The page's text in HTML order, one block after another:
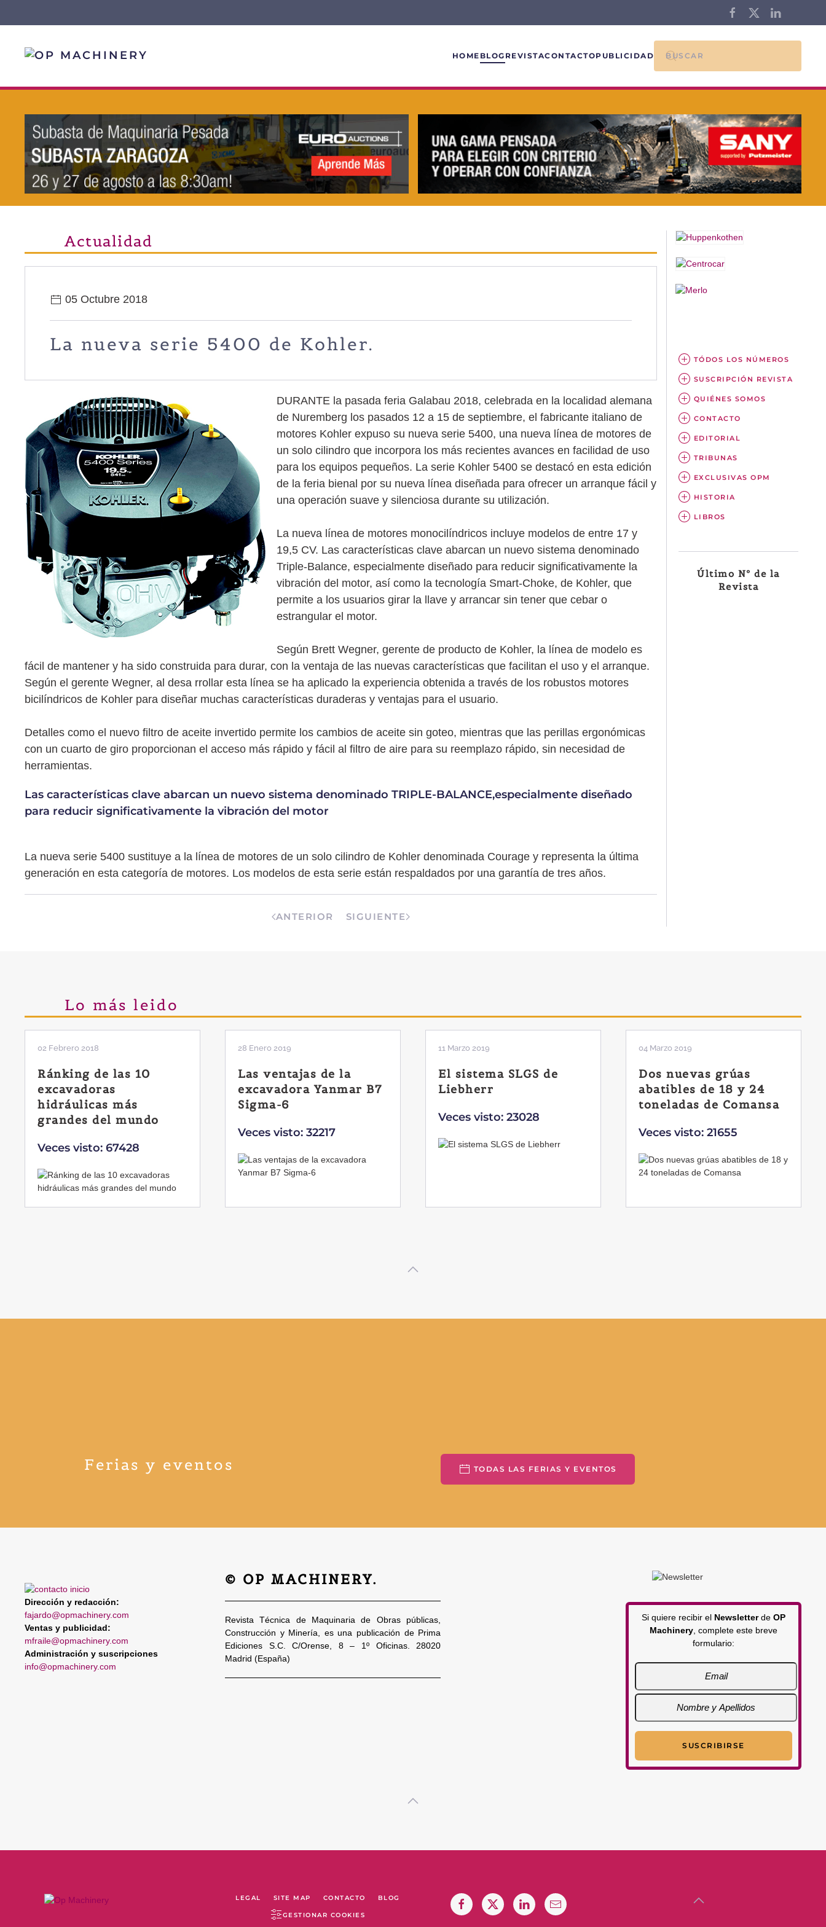
HOME BLOG REVISTACONTACTOPUBLICIDAD
Actualidad
05 Octubre 2018
La nueva serie 5400 de Kohler.
DURANTE la pasada feria Galabau 2018, celebrada en la localidad alemana
de Nuremberg los pasados 12 a 15 de septiembre, el fabricante italiano de
motores Kohler expuso su nueva serie 5400, una nueva línea de motores de
un solo cilindro que incorpora los más recientes avances en facilidad de uso
para los equipos pequeños. La serie Kohler 5400 se destacó en esta edición
de la feria bienal por su nueva línea diseñada para ofrecer un arranque fácil y
una operación suave y silenciosa durante su utilización.
La nueva línea de motores monocilíndricos incluye modelos de entre 17 y
19,5 CV. Las características clave abarcan un nuevo sistema denominado
Triple-Balance, especialmente diseñado para reducir significativamente la
vibración del motor, así como la tecnología Smart-Choke, de Kohler, que
permite a los usuarios girar la llave y arrancar sin tener que cebar o
estrangular el motor.
Según Brett Wegner, gerente de producto de Kohler, la línea de modelo es
fácil de mantener y ha sido construida para durar, con la ventaja de las nuevas características que facilitan el uso y el arranque.
Según el gerente Wegner, al desa rrollar esta línea se ha aplicado la experiencia obtenida a través de los robustos motores
bicilíndricos de Kohler para diseñar muchas características duraderas y ventajas para el usuario.
Detalles como el nuevo filtro de aceite invertido permite los cambios de aceite sin goteo, mientras que las perillas ergonómicas
con un cuarto de giro proporcionan el acceso más rápido y fácil al filtro de aire para su reemplazo rápido, sin necesidad de
herramientas.
Las características clave abarcan un nuevo sistema denominado TRIPLE-BALANCE,especialmente diseñado
para reducir significativamente la vibración del motor
La nueva serie 5400 sustituye a la línea de motores de un solo cilindro de Kohler denominada Courage y representa la última
generación en esta categoría de motores. Los modelos de esta serie están respaldados por una garantía de tres años.
ANTERIOR SIGUIENTE
TÓDOS LOS NÚMEROS
SUSCRIPCIÓN REVISTA
QUIÉNES SOMOS
CONTACTO
EDITORIAL
TRIBUNAS
EXCLUSIVAS OPM
HISTORIA
LIBROS
Último Nº de la
Revista
Lo más leido
02 Febrero 2018
Ránking de las 10
excavadoras
hidráulicas más
grandes del mundo
Veces visto: 67428
28 Enero 2019
Las ventajas de la
excavadora Yanmar B7
Sigma-6
Veces visto: 32217
11 Marzo 2019
El sistema SLGS de
Liebherr
Veces visto: 23028
04 Marzo 2019
Dos nuevas grúas
abatibles de 18 y 24
toneladas de Comansa
Veces visto: 21655
Ferias y eventos TODAS LAS FERIAS Y EVENTOS
Dirección y redacción:
fajardo@opmachinery.com
Ventas y publicidad:
mfraile@opmachinery.com
Administración y suscripciones
info@opmachinery.com
© OP MACHINERY.
Revista Técnica de Maquinaria de Obras públicas,
Construcción y Minería, es una publicación de Prima
Ediciones S.C. C/Orense, 8 – 1º Oficinas. 28020
Madrid (España)
Si quiere recibir el Newsletterde OP
Machinery , complete este breve
formulario:
LEGAL SITE MAP CONTACTO BLOG
GESTIONAR COOKIES